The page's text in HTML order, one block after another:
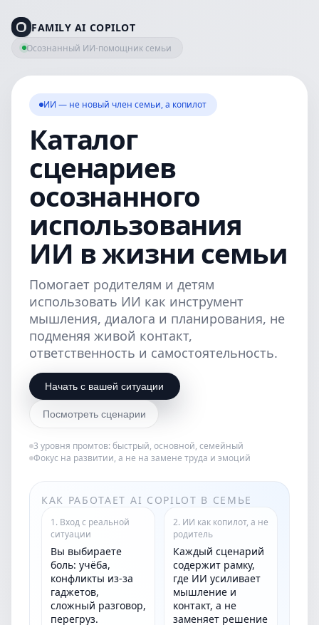
FAMILY AI COPILOT
Осознанный ИИ‑помощник семьи
ИИ — не новый член семьи, а копилот
Каталог
сценариев
осознанного
использования
ИИ в жизни семьи
Помогает родителям и детям
использовать ИИ как инструмент
мышления, диалога и планирования, не
подменяя живой контакт,
ответственность и самостоятельность.
Начать с вашей ситуации
Посмотреть сценарии
3 уровня промтов: быстрый, основной, семейный
Фокус на развитии, а не на замене труда и эмоций
КАК РАБОТАЕТ AI COPILOT В СЕМЬЕ
1. Вход с реальной
ситуации
Вы выбираете
боль: учёба,
конфликты из‑за
гаджетов,
сложный разговор,
перегруз.
2. ИИ как копилот, а не
родитель
Каждый сценарий
содержит рамку,
где ИИ усиливает
мышление и
контакт, а не
заменяет решение